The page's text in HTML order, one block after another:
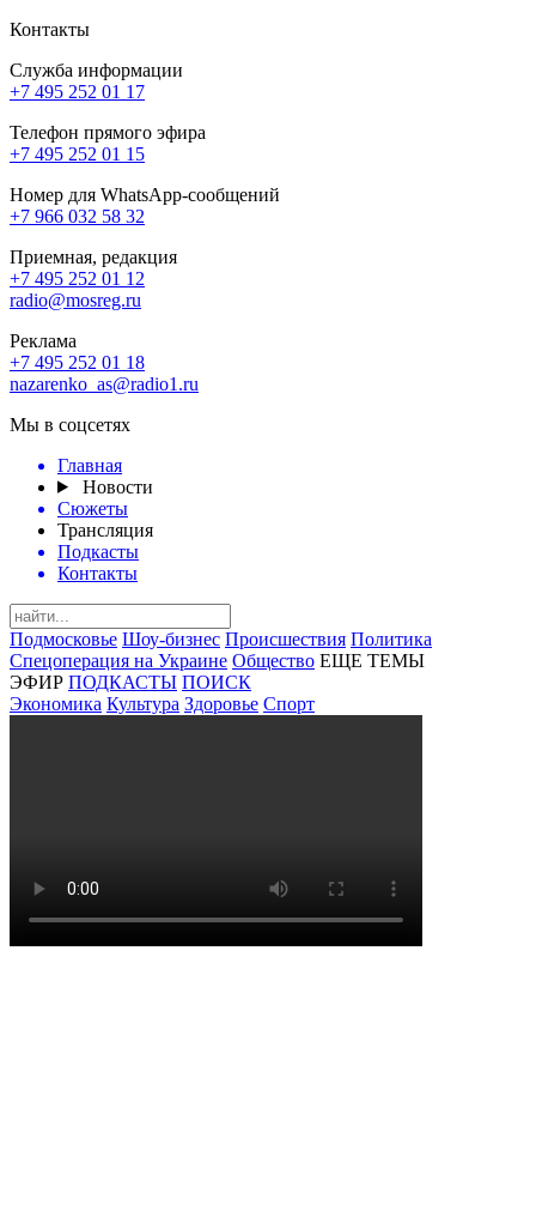
Контакты
Служба информации
+7 495 252 01 17
Телефон прямого эфира
+7 495 252 01 15
Номер для WhatsApp-сообщений
+7 966 032 58 32
Приемная, редакция
+7 495 252 01 12
radio@mosreg.ru
Реклама
+7 495 252 01 18
nazarenko_as@radio1.ru
Мы в соцсетях
Главная
Новости
Сюжеты
Трансляция
Подкасты
Контакты
Подмосковье Шоу-бизнес Происшествия Политика
Спецоперация на Украине Общество ЕЩЕ ТЕМЫ
ЭФИР ПОДКАСТЫ ПОИСК
Экономика Культура Здоровье Спорт